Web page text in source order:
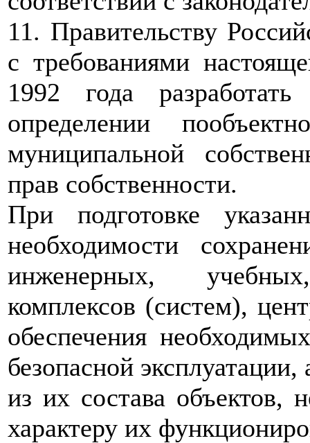
11. Правительству
с требованиями
1992 года
определении
муниципальной
прав собственности.
При подготовке
необходимости
инженерных, учебных,
комплексов (систем),
обеспечения
безопасной
из их состава
характеру их